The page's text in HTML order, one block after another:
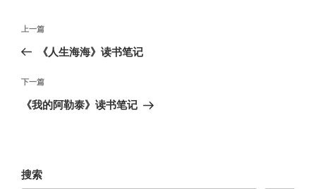
文
导
航
上
一
文
章
上一篇
《人生海海》读书笔记
下
一
下一篇
《我的阿勒泰》读书笔记
搜索